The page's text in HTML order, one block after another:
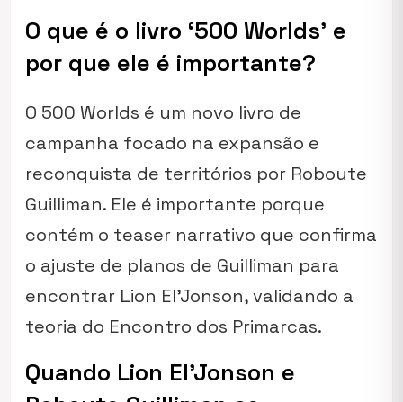
O que é o livro ‘500 Worlds’ e
por que ele é importante?
O 500 Worlds é um novo livro de
campanha focado na expansão e
reconquista de territórios por Roboute
Guilliman. Ele é importante porque
contém o teaser narrativo que confirma
o ajuste de planos de Guilliman para
encontrar Lion El’Jonson, validando a
teoria do Encontro dos Primarcas.
Quando Lion El’Jonson e